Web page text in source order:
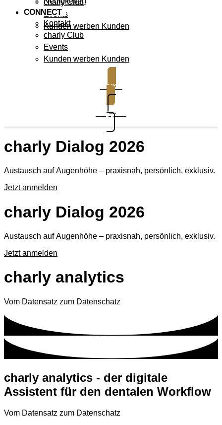
charly Club
Events
Kunden werben Kunden
CONNECT
Kontakt
charly Club
Events
Kunden werben Kunden
Demo
Support
charly Dialog 2026
Austausch auf Augenhöhe – praxisnah, persönlich, exklusiv.
Jetzt anmelden
charly Dialog 2026
Austausch auf Augenhöhe – praxisnah, persönlich, exklusiv.
Jetzt anmelden
charly analytics
Vom Datensatz zum Datenschatz
charly analytics - der digitale
Assistent für den dentalen Workflow
Vom Datensatz zum Datenschatz